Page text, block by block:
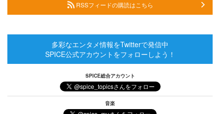
RSSフィードの購読はこちら
多彩なエンタメ情報をTwitterで発信中
SPICE公式アカウントをフォローしよう！
SPICE総合アカウント
音楽